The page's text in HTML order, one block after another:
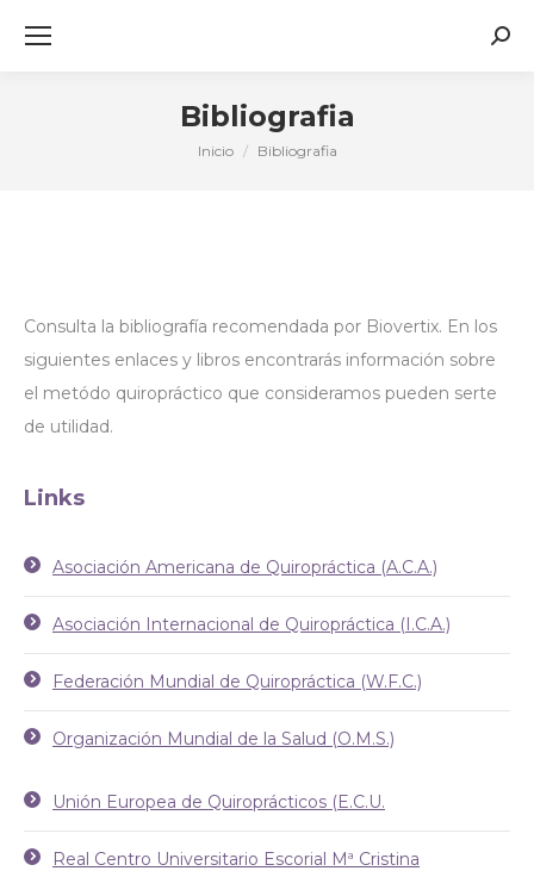
Bibliografia
Estás aquí:
Inicio Bibliografia
Consulta la bibliografía recomendada por Biovertix. En los
siguientes enlaces y libros encontrarás información sobre
el metódo quiropráctico que consideramos pueden serte
de utilidad.
Links
Asociación Americana de Quiropráctica (A.C.A.)
Asociación Internacional de Quiropráctica (I.C.A.)
Federación Mundial de Quiropráctica (W.F.C.)
Organización Mundial de la Salud (O.M.S.)
Unión Europea de Quiroprácticos (E.C.U.
Real Centro Universitario Escorial Mª Cristina